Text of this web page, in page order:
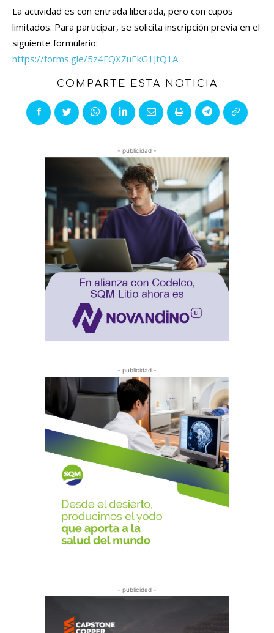
La actividad es con entrada liberada, pero con cupos
limitados. Para participar, se solicita inscripción previa en el
siguiente formulario:
https://forms.gle/5z4FQXZuEkG1JtQ1A
COMPARTE ESTA NOTICIA
- publicidad -
- publicidad -
- publicidad -